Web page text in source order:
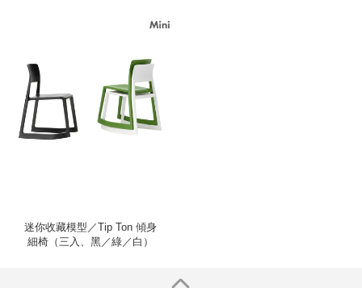
迷你收藏模型／Tip Ton 傾身
細椅（三入、黑／綠／白）